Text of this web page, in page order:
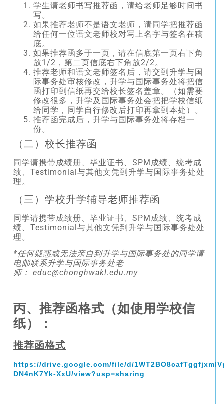
学生请老师书写推荐函，请给老师足够时间书
写。
如果推荐老师不是语文老师，请同学把推荐函
给任何一位语文老师校对写上名字与签名在稿
底。
如果推荐函多于一页，请在信底第一页右下角
放1/2，第二页信底右下角放2/2。
推荐老师和语文老师签名后，请交到升学与国
际事务处审核修改，升学与国际事务处将把信
函打印到信纸再交给校长签名盖章。（如需要
修改很多，升学及国际事务处会把把学校信纸
给同学，同学自行修改后打印再拿到本处）。
推荐函完成后，升学与国际事务处将存档一
份。
（二）校长推荐函
同学请携带成绩册、毕业证书、SPM成绩、统考成
绩、Testimonial与其他文凭到升学与国际事务处处
理。
（三）学校升学辅导老师推荐函
同学请携带成绩册、毕业证书、SPM成绩、统考成
绩、Testimonial与其他文凭到升学与国际事务处处
理。
*任何疑惑或无法亲自到升学与国际事务处的同学请
电邮联系升学与国际事务处老
师： educ@chonghwakl.edu.my
丙、推荐函格式（如使用学校信
纸）：
推荐函格式
https://drive.google.com/file/d/
DN4nK7Yk-XxU/view?usp=sharing